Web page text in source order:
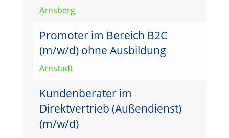
Arnsberg
Promoter im Bereich B2C
(m/w/d) ohne Ausbildung
Arnstadt
Kundenberater im
Direktvertrieb (Außendienst)
(m/w/d)